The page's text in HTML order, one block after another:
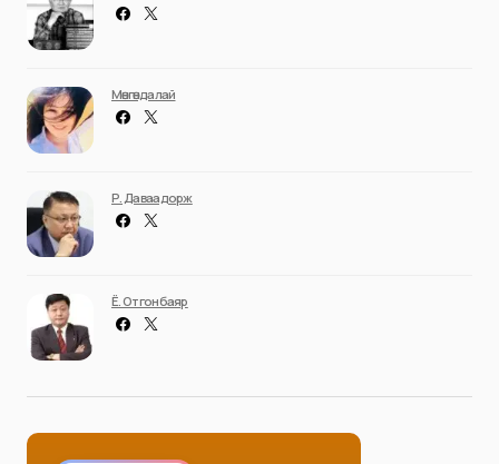
Мөнгөндалай
Р. Даваадорж
Ё. Отгонбаяр